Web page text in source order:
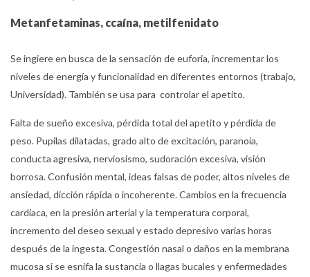
Metanfetaminas, ccaína, metilfenidato
Se ingiere en busca de la sensación de euforia, incrementar los
niveles de energía y funcionalidad en diferentes entornos (trabajo,
Universidad). También se usa para controlar el apetito.
Falta de sueño excesiva, pérdida total del apetito y pérdida de
peso. Pupilas dilatadas, grado alto de excitación, paranoia,
conducta agresiva, nerviosismo, sudoración excesiva, visión
borrosa. Confusión mental, ideas falsas de poder, altos niveles de
ansiedad, dicción rápida o incoherente. Cambios en la frecuencia
cardíaca, en la presión arterial y la temperatura corporal,
incremento del deseo sexual y estado depresivo varias horas
después de la ingesta. Congestión nasal o daños en la membrana
mucosa si se esnifa la sustancia o llagas bucales y enfermedades